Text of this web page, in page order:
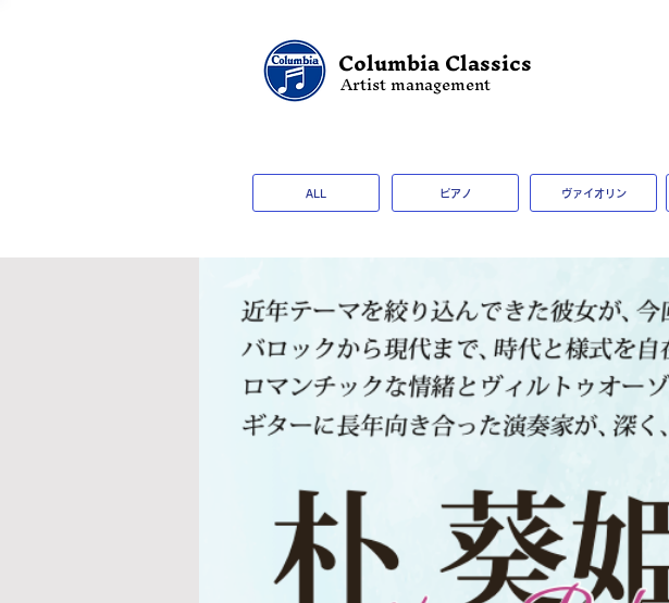
Columbia Classics
Artist management
ALL ピアノ ヴァイオリン